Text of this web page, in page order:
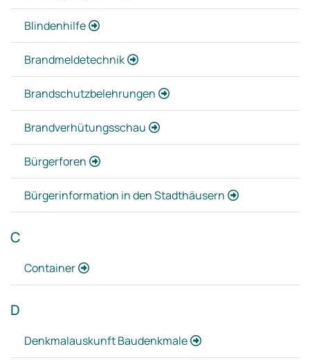
Blindenhilfe
Brandmeldetechnik
Brandschutzbelehrungen
Brandverhütungsschau
Bürgerforen
Bürgerinformation in den Stadthäusern
C
Container
D
Denkmalauskunft Baudenkmale